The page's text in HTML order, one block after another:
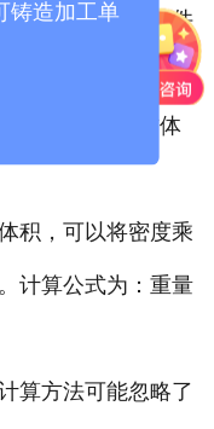
，计算出铸钢件
不同，比如圆柱体
为高度），长方体
，可以将密度乘
计算公式为：重量
方法可能忽略了
铸造加工单